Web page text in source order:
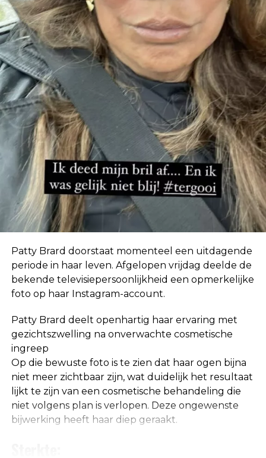
In eerste instantie geloofde ze de geruchten niet.
“Ik hoor zoveel dingen. Mensen horen ook dingen
over mij die helemaal niet waar zijn, dus ik neem
niet klakkeloos alles aan wat ik via via hoor.”
De relatie die ze met Jeroen had was niet hecht,
Patty Brard doorstaat momenteel een uitdagende
periode in haar leven. Afgelopen vrijdag deelde de
bekende televisiepersoonlijkheid een opmerkelijke
foto op haar Instagram-account.
Patty Brard deelt openhartig haar ervaring met
gezichtszwelling na onverwachte cosmetische
ingreep
Op die bewuste foto is te zien dat haar ogen bijna
niet meer zichtbaar zijn, wat duidelijk het resultaat
lijkt te zijn van een cosmetische behandeling die
niet volgens plan is verlopen. Deze ongewenste
bijwerking heeft haar diep geraakt.